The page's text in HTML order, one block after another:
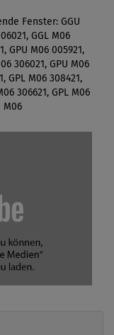
Fenster: GGU
GGL M06
GPU M06 005921,
306021, GPU M06
GPL M06 308421,
306621, GPL M06
M06